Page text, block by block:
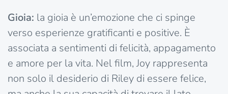
Gioia: la gioia è un’emozione che ci spinge
verso esperienze gratificanti e positive. È
associata a sentimenti di felicità, appagamento
e amore per la vita. Nel film, Joy rappresenta
non solo il desiderio di Riley di essere felice,